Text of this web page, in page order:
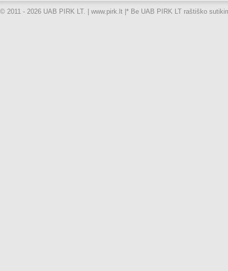
© 2011 - 2026 UAB PIRK LT. | www.pirk.lt |* Be UAB PIRK LT raštiško